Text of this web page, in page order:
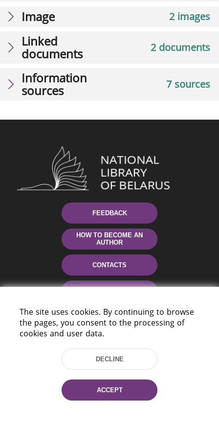
2 images
Image
2 documents
Linked
documents
7 sources
Information
sources
FEEDBACK
HOW TO BECOME AN
AUTHOR
CONTACTS
220114, Niezaležnasci Ave. 116, Minsk,
The site uses cookies. By continuing to browse
the pages, you consent to the processing of
cookies and user data.
DECLINE
ACCEPT